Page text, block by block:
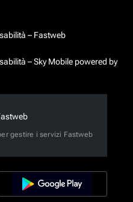
– Fastweb
– Sky Mobile powered by
gestire i servizi Fastweb